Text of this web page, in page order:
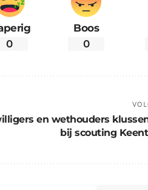
0
Boos
0
en wethouders
bij scouting